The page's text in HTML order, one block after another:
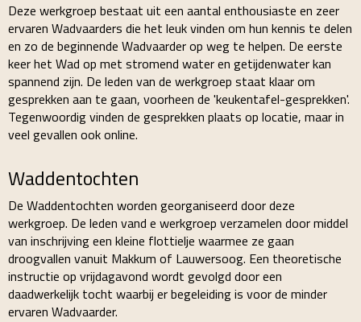
Deze werkgroep bestaat uit een aantal enthousiaste en zeer
ervaren Wadvaarders die het leuk vinden om hun kennis te delen
en zo de beginnende Wadvaarder op weg te helpen. De eerste
keer het Wad op met stromend water en getijdenwater kan
spannend zijn. De leden van de werkgroep staat klaar om
gesprekken aan te gaan, voorheen de 'keukentafel-gesprekken'.
Tegenwoordig vinden de gesprekken plaats op locatie, maar in
veel gevallen ook online.
Waddentochten
De Waddentochten worden georganiseerd door deze
werkgroep. De leden vand e werkgroep verzamelen door middel
van inschrijving een kleine flottielje waarmee ze gaan
droogvallen vanuit Makkum of Lauwersoog. Een theoretische
instructie op vrijdagavond wordt gevolgd door een
daadwerkelijk tocht waarbij er begeleiding is voor de minder
ervaren Wadvaarder.